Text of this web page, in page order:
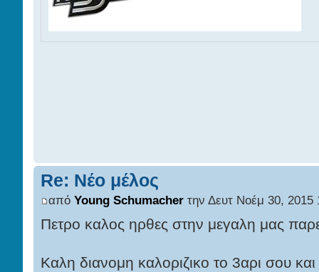
Re: Νέο μέλος
από Young Schumacherτην Δευτ Νοέμ 30, 2015
Πετρο καλος ηρθες στην μεγαλη μας
Καλη διανομη καλοριζικο το 3αρι σου